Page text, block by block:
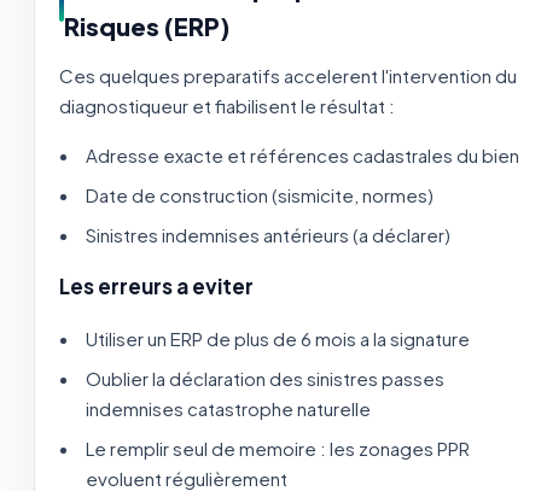
Risques (ERP)
Ces quelques preparatifs accelerent l'intervention du
diagnostiqueur et fiabilisent le résultat :
Adresse exacte et références cadastrales du bien
Date de construction (sismicite, normes)
Sinistres indemnises antérieurs (a déclarer)
Les erreurs a eviter
Utiliser un ERP de plus de 6 mois a la signature
Oublier la déclaration des sinistres passes
indemnises catastrophe naturelle
Le remplir seul de memoire : les zonages PPR
evoluent régulièrement